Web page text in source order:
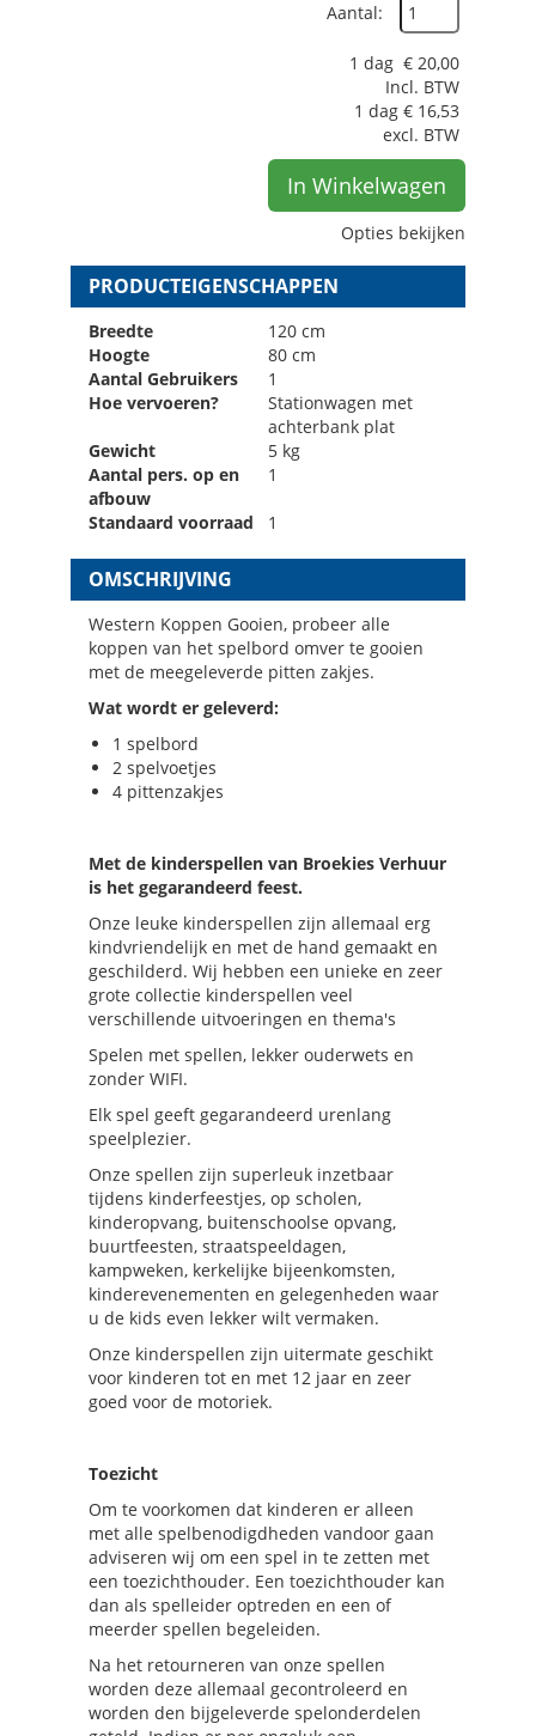
Aantal:
1 dag € 20,00
Incl. BTW
1 dag € 16,53
excl. BTW
In Winkelwagen
Opties bekijken
PRODUCTEIGENSCHAPPEN
Breedte
120 cm
Hoogte
80 cm
Aantal Gebruikers
1
Hoe vervoeren?
Stationwagen met
achterbank plat
Gewicht
5 kg
Aantal pers. op en
afbouw
1
Standaard voorraad 1
OMSCHRIJVING
Western Koppen Gooien, probeer alle
koppen van het spelbord omver te gooien
met de meegeleverde pitten zakjes.
Wat wordt er geleverd:
1 spelbord
2 spelvoetjes
4 pittenzakjes
Met de kinderspellen van Broekies Verhuur
is het gegarandeerd feest.
Onze leuke kinderspellen zijn allemaal erg
kindvriendelijk en met de hand gemaakt en
geschilderd. Wij hebben een unieke en zeer
grote collectie kinderspellen veel
verschillende uitvoeringen en thema's
Spelen met spellen, lekker ouderwets en
zonder WIFI.
Elk spel geeft gegarandeerd urenlang
speelplezier.
Onze spellen zijn superleuk inzetbaar
tijdens kinderfeestjes, op scholen,
kinderopvang, buitenschoolse opvang,
buurtfeesten, straatspeeldagen,
kampweken, kerkelijke bijeenkomsten,
kinderevenementen en gelegenheden waar
u de kids even lekker wilt vermaken.
Onze kinderspellen zijn uitermate geschikt
voor kinderen tot en met 12 jaar en zeer
goed voor de motoriek.
Toezicht
Om te voorkomen dat kinderen er alleen
met alle spelbenodigdheden vandoor gaan
adviseren wij om een spel in te zetten met
een toezichthouder. Een toezichthouder kan
dan als spelleider optreden en een of
meerder spellen begeleiden.
Na het retourneren van onze spellen
worden deze allemaal gecontroleerd en
worden den bijgeleverde spelonderdelen